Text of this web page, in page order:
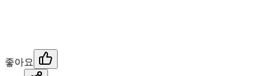
좋아요